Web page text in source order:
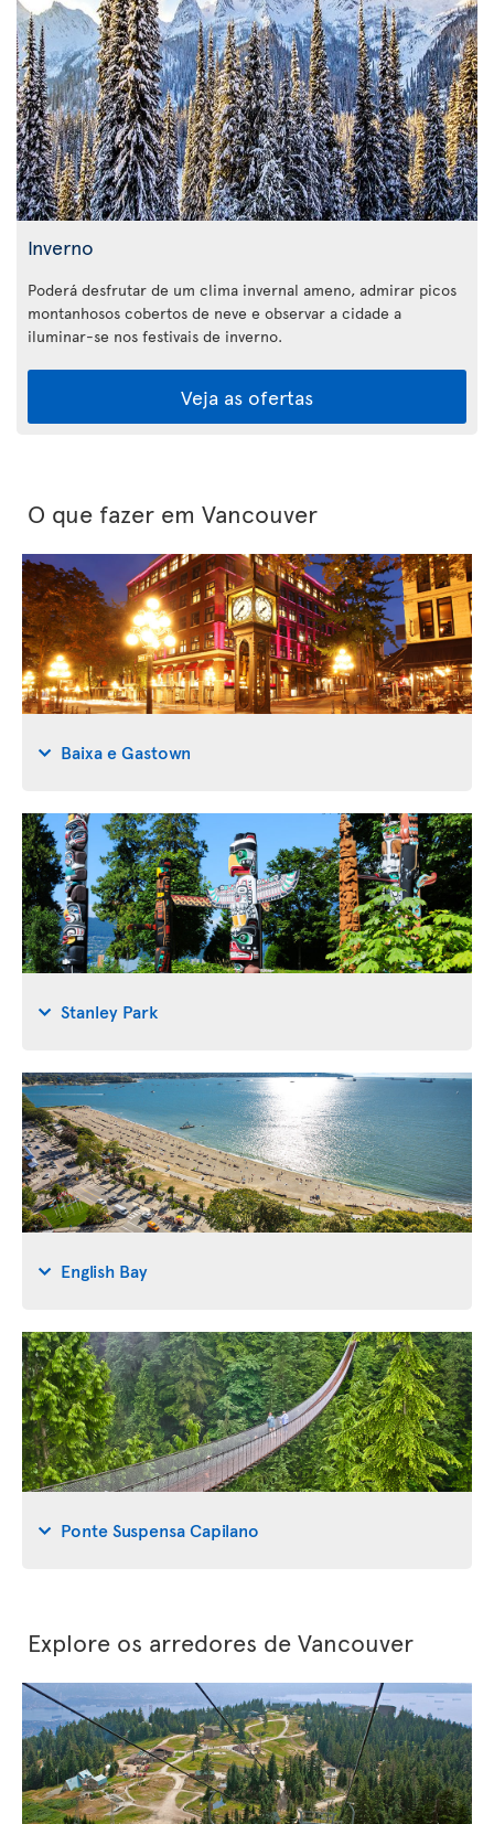
Inverno
Poderá desfrutar de um clima invernal ameno, admirar picos
montanhosos cobertos de neve e observar a cidade a
iluminar-se nos festivais de inverno.
Veja as ofertas
O que fazer em Vancouver
Baixa e Gastown
Stanley Park
English Bay
Ponte Suspensa Capilano
Explore os arredores de Vancouver